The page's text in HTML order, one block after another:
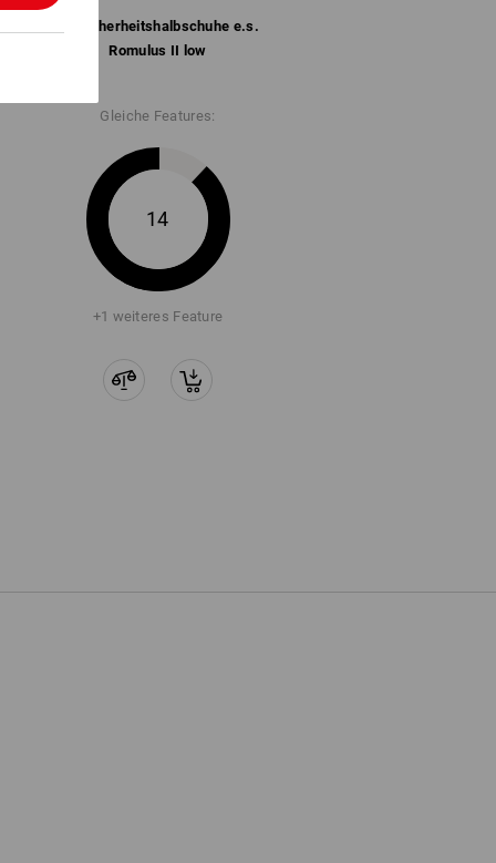
S1 Sicherheits­halbschuhe e.s.
Romulus II low
Gleiche Features:
14
+1 weiteres Feature